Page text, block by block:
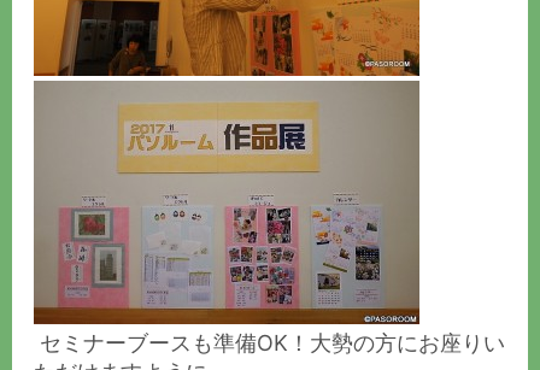
セミナーブースも準備OK！大勢の方にお座りい